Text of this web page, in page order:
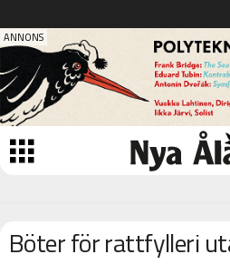
Böter för rattfylleri